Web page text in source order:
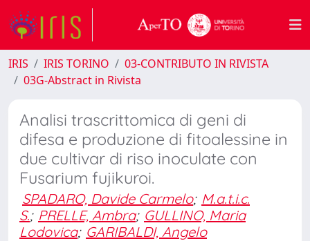
IRIS IRIS TORINO
03-CONTRIBUTO IN RIVISTA
03G-Abstract in Rivista
Analisi trascrittomica di geni di
difesa e produzione di fitoalessine in
due cultivar di riso inoculate con
Fusarium fujikuroi.
SPADARO, Davide Carmelo; M.a.t.i.c.
S.; PRELLE, Ambra; GULLINO, Maria
Lodovica; GARIBALDI, Angelo